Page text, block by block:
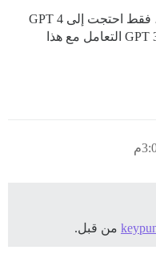
كنت أنوي ربط المحتوى … تحديث: تم، فقط احتجت إلى GPT 4
Turbo وهندسة مطالبات. لا يمكن لـ GPT 3.5 التعامل مع هذا
من قبل.